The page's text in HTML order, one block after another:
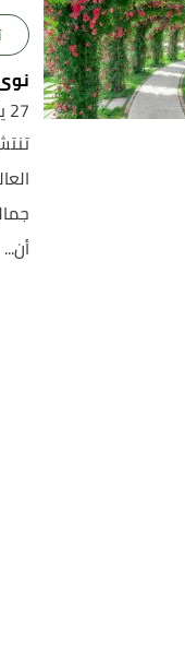
27 يناير 2022
أن...